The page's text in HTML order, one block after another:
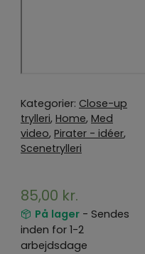
Kategorier: Close-up
trylleri, Home, Med
video, Pirater - idéer,
Scenetrylleri
85,00 kr.
På lager- Sendes
inden for 1-2
arbejdsdage